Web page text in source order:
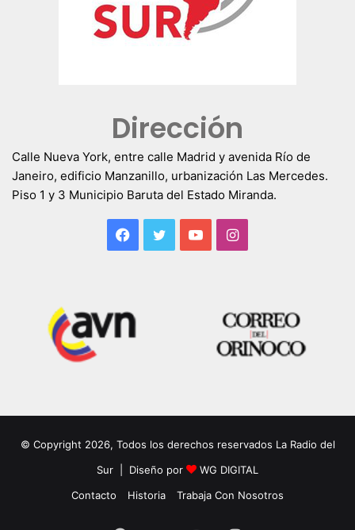
Dirección
Calle Nueva York, entre calle Madrid y avenida Río de
Janeiro, edificio Manzanillo, urbanización Las Mercedes.
Piso 1 y 3 Municipio Baruta del Estado Miranda.
Facebook
TwitterYouTubeInstagram
© Copyright 2026, Todos los derechos reservados La Radio del
Sur | Diseño por
WG DIGITAL
Contacto
Historia Trabaja Con Nosotros